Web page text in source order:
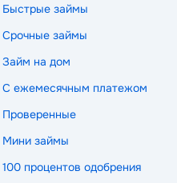
Быстрые займы
Срочные займы
Займ на дом
С ежемесячным платежом
Проверенные
Мини займы
100 процентов одобрения